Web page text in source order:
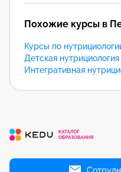
Похожие курсы в
Курсы по
Детская нутрициология
Интегративная